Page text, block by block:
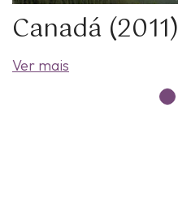
Canadá (2011)
Ver mais